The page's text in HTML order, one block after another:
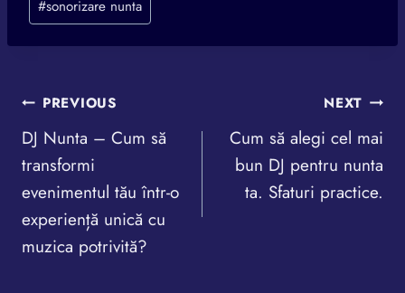
#sonorizare nunta
Navigare
în
articole
PREVIOUS
DJ Nunta – Cum să
transformi
evenimentul tău într-o
experiență unică cu
muzica potrivită?
NEXT
Cum să alegi cel mai
bun DJ pentru nunta
ta. Sfaturi practice.